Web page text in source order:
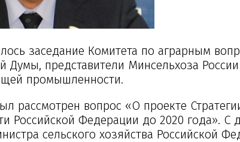
заседание Комитета по аграрным
Думы, представители Минсельхоза
промышленности.
рассмотрен вопрос «О проекте
Российской Федерации до 2020 года». С
сельского хозяйства Российской